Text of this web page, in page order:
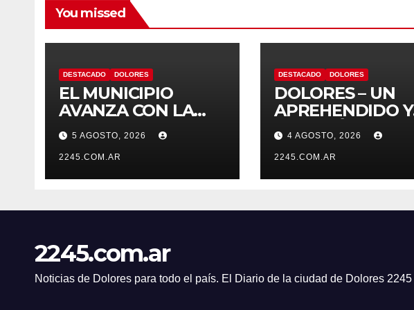
You missed
DESTACADO DOLORES
EL MUNICIPIO
AVANZA CON LA
LIMPIEZA Y
MANTENIMIENTO
DE DESAGÜES
5 AGOSTO, 2026
2245.COM.AR
DESTACADO DOLORES
DOLORES – UN
APREHENDIDO Y
UN VEHÍCULO
SECUESTRADO
TRAS DISPAROS Y
AMENAZAS
4 AGOSTO, 2026
2245.COM.AR
2245.com.ar
Noticias de Dolores para todo el país. El Diario de la ciudad de Dolores 2245